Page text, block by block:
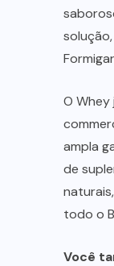
O
ampla
de
todo o
Você